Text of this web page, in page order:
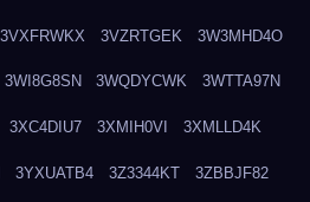
3VXFRWKX 3VZRTGEK 3W3MHD4O
3WI8G8SN 3WQDYCWK 3WTTA97N
3XC4DIU7 3XMIH0VI 3XMLLD4K
3YXUATB4 3Z3344KT 3ZBBJF82